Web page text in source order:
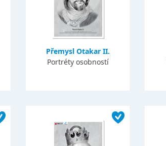
Přemysl Otakar II.
Portréty osobností